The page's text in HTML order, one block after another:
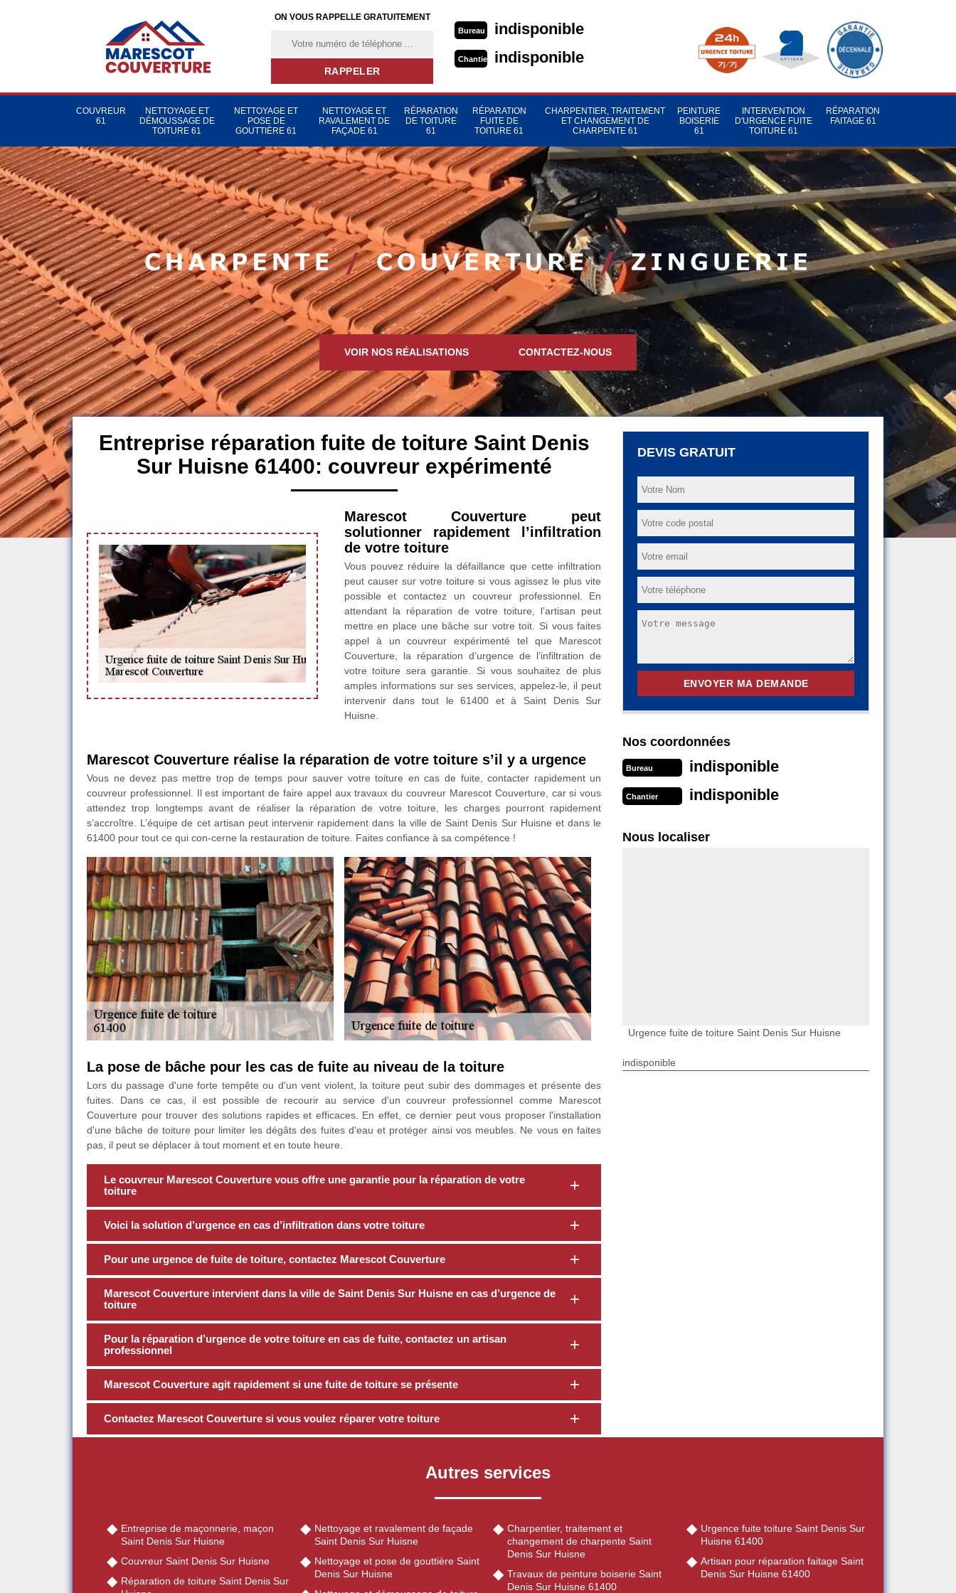
ON VOUS RAPPELLE GRATUITEMENT
Bureau indisponible
Chantier indisponible
COUVREUR
61
NETTOYAGE ET
DÉMOUSSAGE DE
TOITURE 61
NETTOYAGE ET
POSE DE
GOUTTIÈRE 61
NETTOYAGE ET
RAVALEMENT DE
FAÇADE 61
RÉPARATION
DE TOITURE
61
RÉPARATION
FUITE DE
TOITURE 61
CHARPENTIER, TRAITEMENT
ET CHANGEMENT DE
CHARPENTE 61
PEINTURE
BOISERIE
61
INTERVENTION
D'URGENCE FUITE
TOITURE 61
RÉPARATION
FAITAGE 61
VOIR NOS RÉALISATIONS CONTACTEZ-NOUS
Entreprise réparation fuite de toiture Saint Denis
Sur Huisne 61400: couvreur expérimenté
Marescot Couverture peut
solutionner rapidement l’infiltration
de votre toiture
Vous pouvez réduire la défaillance que cette infiltration
peut causer sur votre toiture si vous agissez le plus vite
possible et contactez un couvreur professionnel. En
attendant la réparation de votre toiture, l’artisan peut
mettre en place une bâche sur votre toit. Si vous faites
appel à un couvreur expérimenté tel que Marescot
Couverture, la réparation d’urgence de l’infiltration de
votre toiture sera garantie. Si vous souhaitez de plus
amples informations sur ses services, appelez-le, il peut
intervenir dans tout le 61400 et à Saint Denis Sur
Huisne.
Marescot Couverture réalise la réparation de votre toiture s’il y a urgence
Vous ne devez pas mettre trop de temps pour sauver votre toiture en cas de fuite, contacter rapidement un
couvreur professionnel. Il est important de faire appel aux travaux du couvreur Marescot Couverture, car si vous
attendez trop longtemps avant de réaliser la réparation de votre toiture, les charges pourront rapidement
s’accroître. L’équipe de cet artisan peut intervenir rapidement dans la ville de Saint Denis Sur Huisne et dans le
61400 pour tout ce qui con-cerne la restauration de toiture. Faites confiance à sa compétence !
La pose de bâche pour les cas de fuite au niveau de la toiture
Lors du passage d'une forte tempête ou d'un vent violent, la toiture peut subir des dommages et présente des
fuites. Dans ce cas, il est possible de recourir au service d'un couvreur professionnel comme Marescot
Couverture pour trouver des solutions rapides et efficaces. En effet, ce dernier peut vous proposer l'installation
d'une bâche de toiture pour limiter les dégâts des fuites d'eau et protéger ainsi vos meubles. Ne vous en faites
pas, il peut se déplacer à tout moment et en toute heure.
Le couvreur Marescot Couverture vous offre une garantie pour la réparation de votre
toiture
Voici la solution d’urgence en cas d’infiltration dans votre toiture
Pour une urgence de fuite de toiture, contactez Marescot Couverture
Marescot Couverture intervient dans la ville de Saint Denis Sur Huisne en cas d’urgence de
toiture
Pour la réparation d’urgence de votre toiture en cas de fuite, contactez un artisan
professionnel
Marescot Couverture agit rapidement si une fuite de toiture se présente
Contactez Marescot Couverture si vous voulez réparer votre toiture
DEVIS GRATUIT
Nos coordonnées
Bureau indisponible
Chantier indisponible
Nous localiser
Urgence fuite de toiture Saint Denis Sur Huisne
indisponible
Autres services
Entreprise de maçonnerie, maçon
Saint Denis Sur Huisne
Couvreur Saint Denis Sur Huisne
Réparation de toiture Saint Denis Sur
Nettoyage et ravalement de façade
Saint Denis Sur Huisne
Nettoyage et pose de gouttière Saint
Denis Sur Huisne
Charpentier, traitement et
changement de charpente Saint
Denis Sur Huisne
Travaux de peinture boiserie Saint
Denis Sur Huisne 61400
Urgence fuite toiture Saint Denis Sur
Huisne 61400
Artisan pour réparation faitage Saint
Denis Sur Huisne 61400